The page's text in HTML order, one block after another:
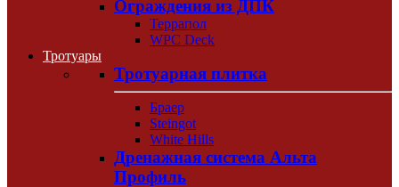
Ограждения из ДПК
Террапол
WPC Deck
Тротуары
Тротуарная плитка
Браер
Steingot
White Hills
Дренажная система Альта
Профиль